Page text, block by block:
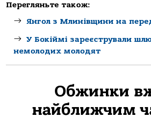
Перегляньте також:
Янгол з Млинівщини на
У Бокіймі зареєстрували
немолодих молодят
Обжинки
найближчим